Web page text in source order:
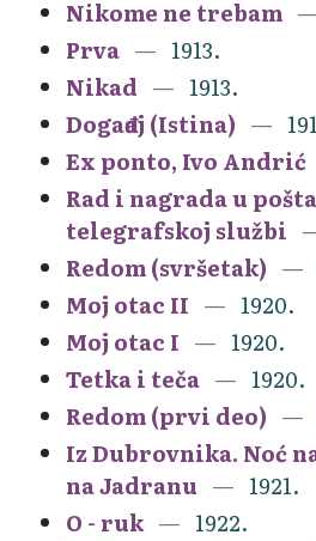
Nikome ne trebam
Prva
1913.
Nikad
1913.
Događaj (Istina)
Ex ponto, Ivo Andrić
Rad i nagrada u
telegrafskoj službi
Redom (svršetak)
Moj otac II
1920.
Moj otac I
1920.
Tetka i teča
1920.
Redom (prvi deo)
Iz Dubrovnika. Noć
na Jadranu
1921.
O - ruk
1922.